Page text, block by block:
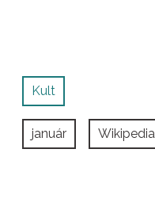
Kult
január Wikipedia